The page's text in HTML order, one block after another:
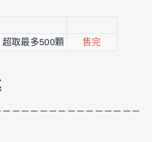
取最多500顆
售完
－－－－－－－－－－－－－－